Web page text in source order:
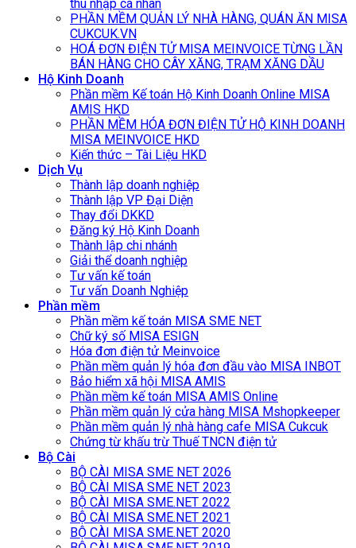
thu nhập cá nhân
PHẦN MỀM QUẢN LÝ NHÀ HÀNG, QUÁN ĂN MISA
CUKCUK.VN
HOÁ ĐƠN ĐIỆN TỬ MISA MEINVOICE TỪNG LẦN
BÁN HÀNG CHO CÂY XĂNG, TRẠM XĂNG DẦU
Hộ Kinh Doanh
Phần mềm Kế toán Hộ Kinh Doanh Online MISA
AMIS HKD
PHẦN MỀM HÓA ĐƠN ĐIỆN TỬ HỘ KINH DOANH
MISA MEINVOICE HKD
Kiến thức – Tài Liệu HKD
Dịch Vụ
Thành lập doanh nghiệp
Thành lập VP Đại Diện
Thay đổi DKKD
Đăng ký Hộ Kinh Doanh
Thành lập chi nhánh
Giải thể doanh nghiệp
Tư vấn kế toán
Tư vấn Doanh Nghiệp
Phần mềm
Phần mềm kế toán MISA SME NET
Chữ ký số MISA ESIGN
Hóa đơn điện tử Meinvoice
Phần mềm quản lý hóa đơn đầu vào MISA INBOT
Bảo hiểm xã hội MISA AMIS
Phần mềm kế toán MISA AMIS Online
Phần mềm quản lý cửa hàng MISA Mshopkeeper
Phần mềm quản lý nhà hàng cafe MISA Cukcuk
Chứng từ khấu trừ Thuế TNCN điện tử
Bộ Cài
BỘ CÀI MISA SME NET 2026
BỘ CÀI MISA SME NET 2023
BỘ CÀI MISA SME.NET 2022
BỘ CÀI MISA SME.NET 2021
BỘ CÀI MISA SME.NET 2020